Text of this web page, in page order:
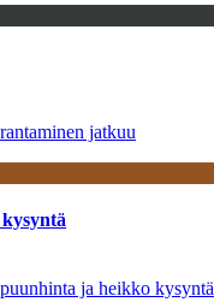
jatkuu
ja heikko kysyntä